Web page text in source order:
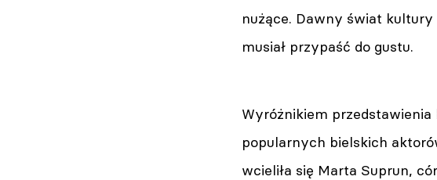
nużące. Dawny świat
musiał przypaść do gustu.
Wyróżnikiem
popularnych bielskich
wcieliła się Marta Suprun,